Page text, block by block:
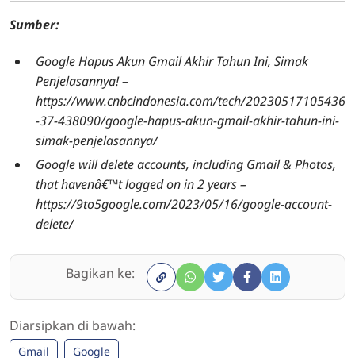
Sumber:
Google Hapus Akun Gmail Akhir Tahun Ini, Simak
Penjelasannya! –
https://www.cnbcindonesia.com/tech/20230517105436
-37-438090/google-hapus-akun-gmail-akhir-tahun-ini-
simak-penjelasannya/
Google will delete accounts, including Gmail & Photos,
that havenâ€™t logged on in 2 years –
https://9to5google.com/2023/05/16/google-account-
delete/
Bagikan ke:
Diarsipkan di bawah:
Gmail Google